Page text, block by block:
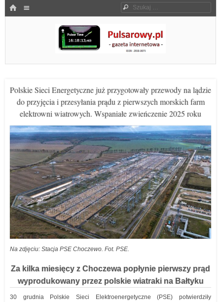
HOME Szukaj
Pulsarowy.pl
Polskie Sieci Energetyczne już przygotowały przewody na lądzie
do przyjęcia i przesyłania prądu z pierwszych morskich farm
elektrowni wiatrowych. Wspaniałe zwieńczenie 2025 roku
Na zdjęciu: Stacja PSE Choczewo. Fot. PSE.
Za kilka miesięcy z Choczewa popłynie pierwszy prąd
wyprodukowany przez polskie wiatraki na Bałtyku
30 grudnia Polskie Sieci Elektroenergetyczne (PSE) potwierdziły